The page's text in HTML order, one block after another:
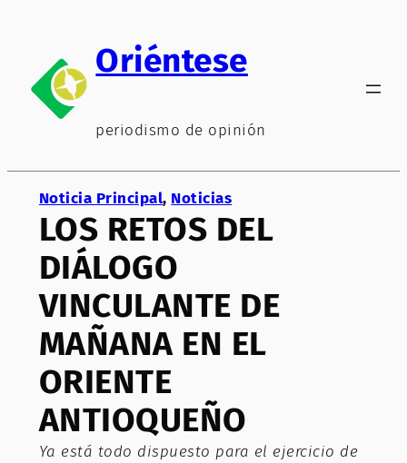
contenido
Oriéntese
periodismo de opinión
Noticia Principal, Noticias
LOS RETOS DEL
DIÁLOGO
VINCULANTE DE
MAÑANA EN EL
ORIENTE
ANTIOQUEÑO
Ya está todo dispuesto para el ejercicio de